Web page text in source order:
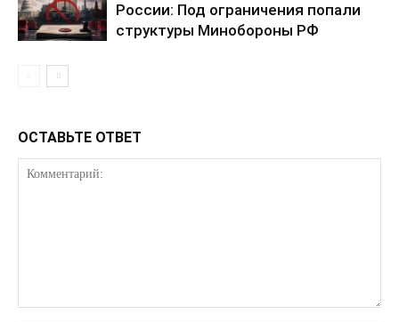
России: Под ограничения попали
структуры Минобороны РФ
ОСТАВЬТЕ ОТВЕТ